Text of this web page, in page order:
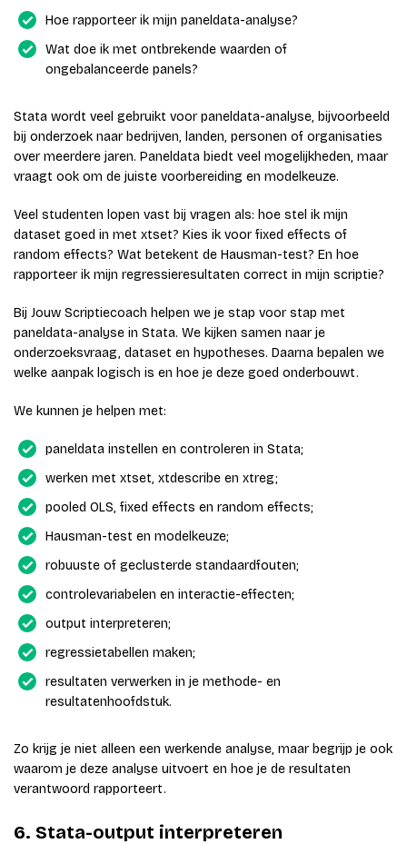
Hoe rapporteer ik mijn paneldata-analyse?
Wat doe ik met ontbrekende waarden of
ongebalanceerde panels?
Stata wordt veel gebruikt voor paneldata-analyse, bijvoorbeeld
bij onderzoek naar bedrijven, landen, personen of organisaties
over meerdere jaren. Paneldata biedt veel mogelijkheden, maar
vraagt ook om de juiste voorbereiding en modelkeuze.
Veel studenten lopen vast bij vragen als: hoe stel ik mijn
dataset goed in met xtset? Kies ik voor fixed effects of
random effects? Wat betekent de Hausman-test? En hoe
rapporteer ik mijn regressieresultaten correct in mijn scriptie?
Bij Jouw Scriptiecoach helpen we je stap voor stap met
paneldata-analyse in Stata. We kijken samen naar je
onderzoeksvraag, dataset en hypotheses. Daarna bepalen we
welke aanpak logisch is en hoe je deze goed onderbouwt.
We kunnen je helpen met:
paneldata instellen en controleren in Stata;
werken met xtset, xtdescribe en xtreg;
pooled OLS, fixed effects en random effects;
Hausman-test en modelkeuze;
robuuste of geclusterde standaardfouten;
controlevariabelen en interactie-effecten;
output interpreteren;
regressietabellen maken;
resultaten verwerken in je methode- en
resultatenhoofdstuk.
Zo krijg je niet alleen een werkende analyse, maar begrijp je ook
waarom je deze analyse uitvoert en hoe je de resultaten
verantwoord rapporteert.
6. Stata-output interpreteren